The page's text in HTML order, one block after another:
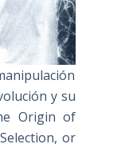
y su
Origin of
or